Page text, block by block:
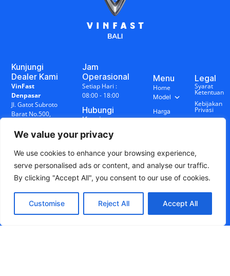
We value your privacy
We use cookies to enhance your browsing experience,
serve personalised ads or content, and analyse our traffic.
By clicking "Accept All", you consent to our use of cookies.
Customise Reject All Accept All
Kunjungi
Dealer Kami
VinFast
Denpasar
Jl. Gatot Subroto
Barat No.500,
Bali
Singaraja
Jl. WR
Supratman
No.17R,
Penarukan,
Buleleng, Bali
Jam
Operasional
Setiap Hari :
08:00 - 18:00
Hubungi
Kami
+62 878-0014-
7888
Menu
Home
Model
Harga
Blog
&
Berita
Legal
Syarat
Ketentuan
Kebijakan
Privasi
Disclaimer